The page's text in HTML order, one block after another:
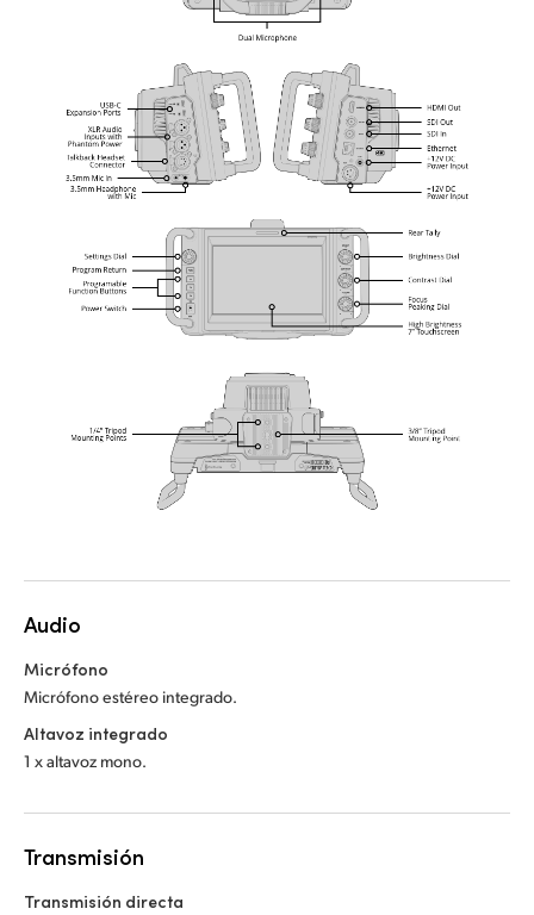
Audio
Micrófono
Micrófono estéreo integrado.
Altavoz integrado
1 x altavoz mono.
Transmisión
Transmisión directa